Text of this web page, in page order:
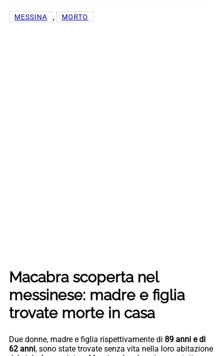
MESSINA , MORTO
Macabra scoperta nel
messinese: madre e figlia
trovate morte in casa
Due donne, madre e figlia rispettivamente di 89 anni e di
62 anni, sono state trovate senza vita nella loro abitazione